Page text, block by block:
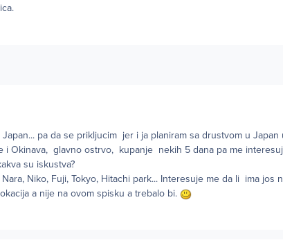
Japan... pa da se prikljucim jer i ja planiram sa drustvom u
i Okinava, glavno ostrvo, kupanje nekih 5 dana pa me
su iskustva?
Niko, Fuji, Tokyo, Hitachi park... Interesuje me da li ima jos
a nije na ovom spisku a trebalo bi.